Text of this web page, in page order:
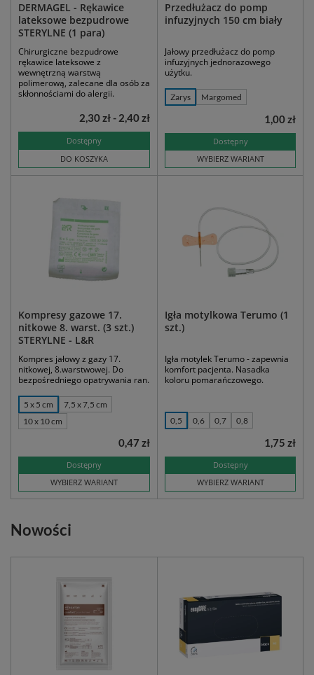
DERMAGEL - Rękawice
lateksowe bezpudrowe
STERYLNE (1 para)
Chirurgiczne bezpudrowe
rękawice lateksowe z
wewnętrzną warstwą
polimerową, zalecane dla osób za
skłonnościami do alergii.
Dostępny
DO KOSZYKA
2,30 zł - 2,40 zł
Przedłużacz do pomp
infuzyjnych 150 cm biały
Jałowy przedłużacz do pomp
infuzyjnych jednorazowego
użytku.
Zarys Margomed
Dostępny
WYBIERZ WARIANT
1,00 zł
Kompresy gazowe 17.
nitkowe 8. warst. (3 szt.)
STERYLNE - L&R
Kompres jałowy z gazy 17.
nitkowej, 8.warstwowej. Do
bezpośredniego opatrywania ran.
5 x 5 cm
7,5 x 7,5 cm
10 x 10 cm
Dostępny
WYBIERZ WARIANT
0,47 zł
Igła motylkowa Terumo (1
szt.)
Igła motylek Terumo - zapewnia
komfort pacjenta. Nasadka
koloru pomarańczowego.
0,5 0,6 0,7 0,8
Dostępny
WYBIERZ WARIANT
1,75 zł
Nowości